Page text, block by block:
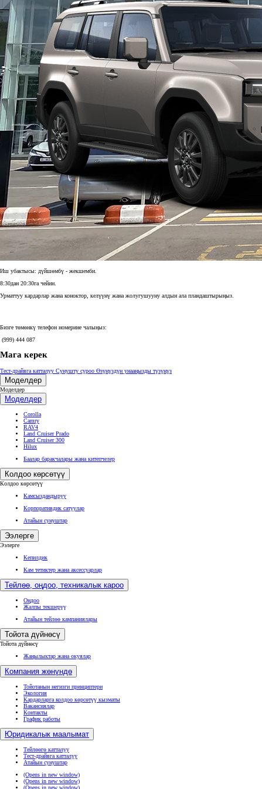
Баштапкы комплектациянын баасы:
Иш убактысы: дүйшөмбү - жекшемби.
8:30дан 20:30га чейин.
Урматтуу кардарлар жана коноктор, келүүнү жана жолугушууну алдын ала пландаштырыңыз.
Бизге төмөнкү телефон номерине чалыңыз:
(999) 444 087
Мага керек
Тест-драйвга катталуу Сунушту суроо Өзүңүздүн унааңызды түзүңүз
Моделдер
Моделдер
Моделдер
Corolla
Camry
RAV4
Land Cruiser Prado
Land Cruiser 300
Hilux
Баалар баракчалары жана китепчелер
Колдоо көрсөтүү
Колдоо көрсөтүү
Камсыздандыруу
Корпоративдик сатуулар
Атайын сунуштар
Ээлерге
Ээлерге
Кепилдик
Кам тетиктер жана аксессуарлар
Тейлөө, оңдоо, техникалык кароо
Оңдоо
Жалпы текшерүү
Атайын тейлөө кампаниялары
Тойота дүйнөсү
Тойота дүйнөсү
Жаңылыктар жана окуялар
Компания жөнүндө
Тойотанын негизги принциптери
Экология
Кардарларга колдоо көрсөтүү кызматы
Вакансиялар
Контакты
График работы
Юридикалык маалымат
Тейлөөгө катталуу
Тест-драйвга катталуу
Атайын сунуштар
(Opens in new window)
(Opens in new window)
(Opens in new window)